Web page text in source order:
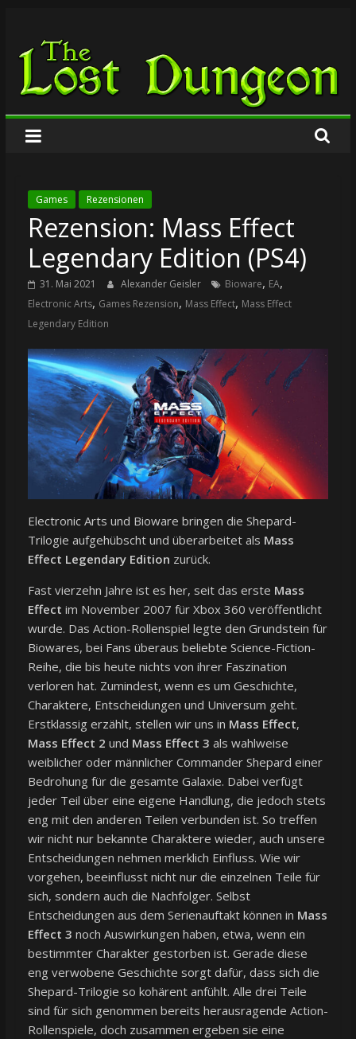
springen
The
Lost
Dungeon
Games Rezensionen
Rezension: Mass Effect
Legendary Edition (PS4)
31. Mai 2021 Alexander Geisler Bioware, EA,
Electronic Arts, Games Rezension, Mass Effect, Mass Effect
Legendary Edition
Electronic Arts und Bioware bringen die Shepard-
Trilogie aufgehübscht und überarbeitet als Mass
Effect Legendary Edition zurück.
Fast vierzehn Jahre ist es her, seit das erste Mass
Effect im November 2007 für Xbox 360 veröffentlicht
wurde. Das Action-Rollenspiel legte den Grundstein für
Biowares, bei Fans überaus beliebte Science-Fiction-
Reihe, die bis heute nichts von ihrer Faszination
verloren hat. Zumindest, wenn es um Geschichte,
Charaktere, Entscheidungen und Universum geht.
Erstklassig erzählt, stellen wir uns in Mass Effect,
Mass Effect 2 und Mass Effect 3 als wahlweise
weiblicher oder männlicher Commander Shepard einer
Bedrohung für die gesamte Galaxie. Dabei verfügt
jeder Teil über eine eigene Handlung, die jedoch stets
eng mit den anderen Teilen verbunden ist. So treffen
wir nicht nur bekannte Charaktere wieder, auch unsere
Entscheidungen nehmen merklich Einfluss. Wie wir
vorgehen, beeinflusst nicht nur die einzelnen Teile für
sich, sondern auch die Nachfolger. Selbst
Entscheidungen aus dem Serienauftakt können in Mass
Effect 3 noch Auswirkungen haben, etwa, wenn ein
bestimmter Charakter gestorben ist. Gerade diese
eng verwobene Geschichte sorgt dafür, dass sich die
Shepard-Trilogie so kohärent anfühlt. Alle drei Teile
sind für sich genommen bereits herausragende Action-
Rollenspiele, doch zusammen ergeben sie eine